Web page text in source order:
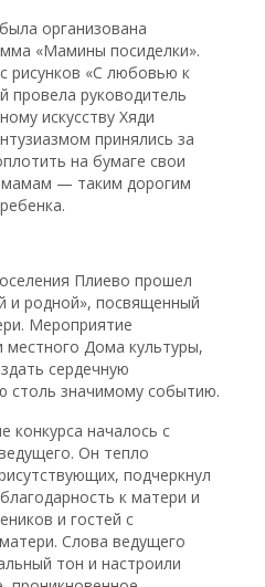
организована
«Мамины посиделки».
рисунков «С любовью к
руководитель
искусству Хяди
принялись за
на бумаге свои
мамам — таким дорогим
Плиево прошел
и родной», посвященный
Мероприятие
местного Дома культуры,
сердечную
значимому событию.
конкурса началось с
Он тепло
подчеркнул
к матери и
и гостей с
Слова ведущего
тон и настроили